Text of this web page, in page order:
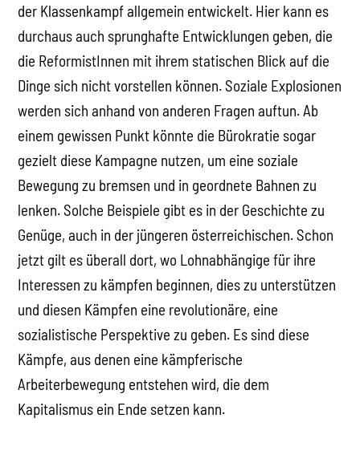
der Klassenkampf allgemein entwickelt. Hier kann es
durchaus auch sprunghafte Entwicklungen geben, die
die ReformistInnen mit ihrem statischen Blick auf die
Dinge sich nicht vorstellen können. Soziale Explosionen
werden sich anhand von anderen Fragen auftun. Ab
einem gewissen Punkt könnte die Bürokratie sogar
gezielt diese Kampagne nutzen, um eine soziale
Bewegung zu bremsen und in geordnete Bahnen zu
lenken. Solche Beispiele gibt es in der Geschichte zu
Genüge, auch in der jüngeren österreichischen. Schon
jetzt gilt es überall dort, wo Lohnabhängige für ihre
Interessen zu kämpfen beginnen, dies zu unterstützen
und diesen Kämpfen eine revolutionäre, eine
sozialistische Perspektive zu geben. Es sind diese
Kämpfe, aus denen eine kämpferische
Arbeiterbewegung entstehen wird, die dem
Kapitalismus ein Ende setzen kann.